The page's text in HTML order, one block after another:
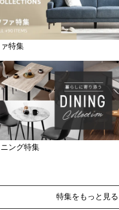
特集
ング特集
特集をもっと見る